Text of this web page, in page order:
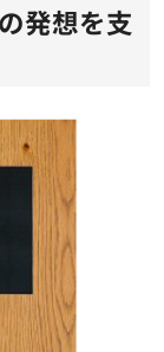
発想を支